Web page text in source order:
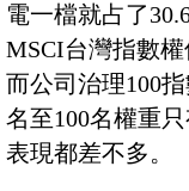
電一檔就占了
MSCI台灣指數權
而公司治理100
名至100名權重
表現都差不多。